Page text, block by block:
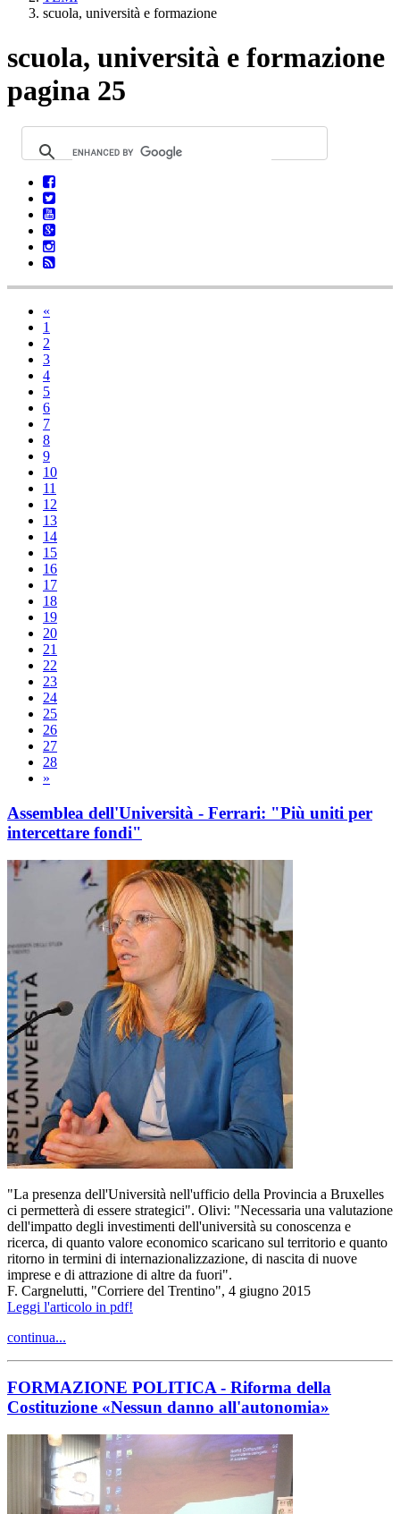
scuola, università e formazione
scuola, università e formazione
pagina 25
«
1
2
3
4
5
6
7
8
9
10
11
12
13
14
15
16
17
18
19
20
21
22
23
24
25
26
27
28
»
Assemblea dell'Università - Ferrari: "Più uniti per
intercettare fondi"
"La presenza dell'Università nell'ufficio della Provincia a Bruxelles
ci permetterà di essere strategici". Olivi: "Necessaria una valutazione
dell'impatto degli investimenti dell'università su conoscenza e
ricerca, di quanto valore economico scaricano sul territorio e quanto
ritorno in termini di internazionalizzazione, di nascita di nuove
imprese e di attrazione di altre da fuori".
F. Cargnelutti, "Corriere del Trentino", 4 giugno 2015
Leggi l'articolo in pdf!
continua...
FORMAZIONE POLITICA - Riforma della
Costituzione «Nessun danno all'autonomia»